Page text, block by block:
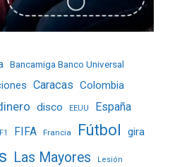
Bancamiga Banco Universal
Caracas Colombia
disco EEUU España
F1 FIFA Francia Fútbol gira
Las Mayores Lesión